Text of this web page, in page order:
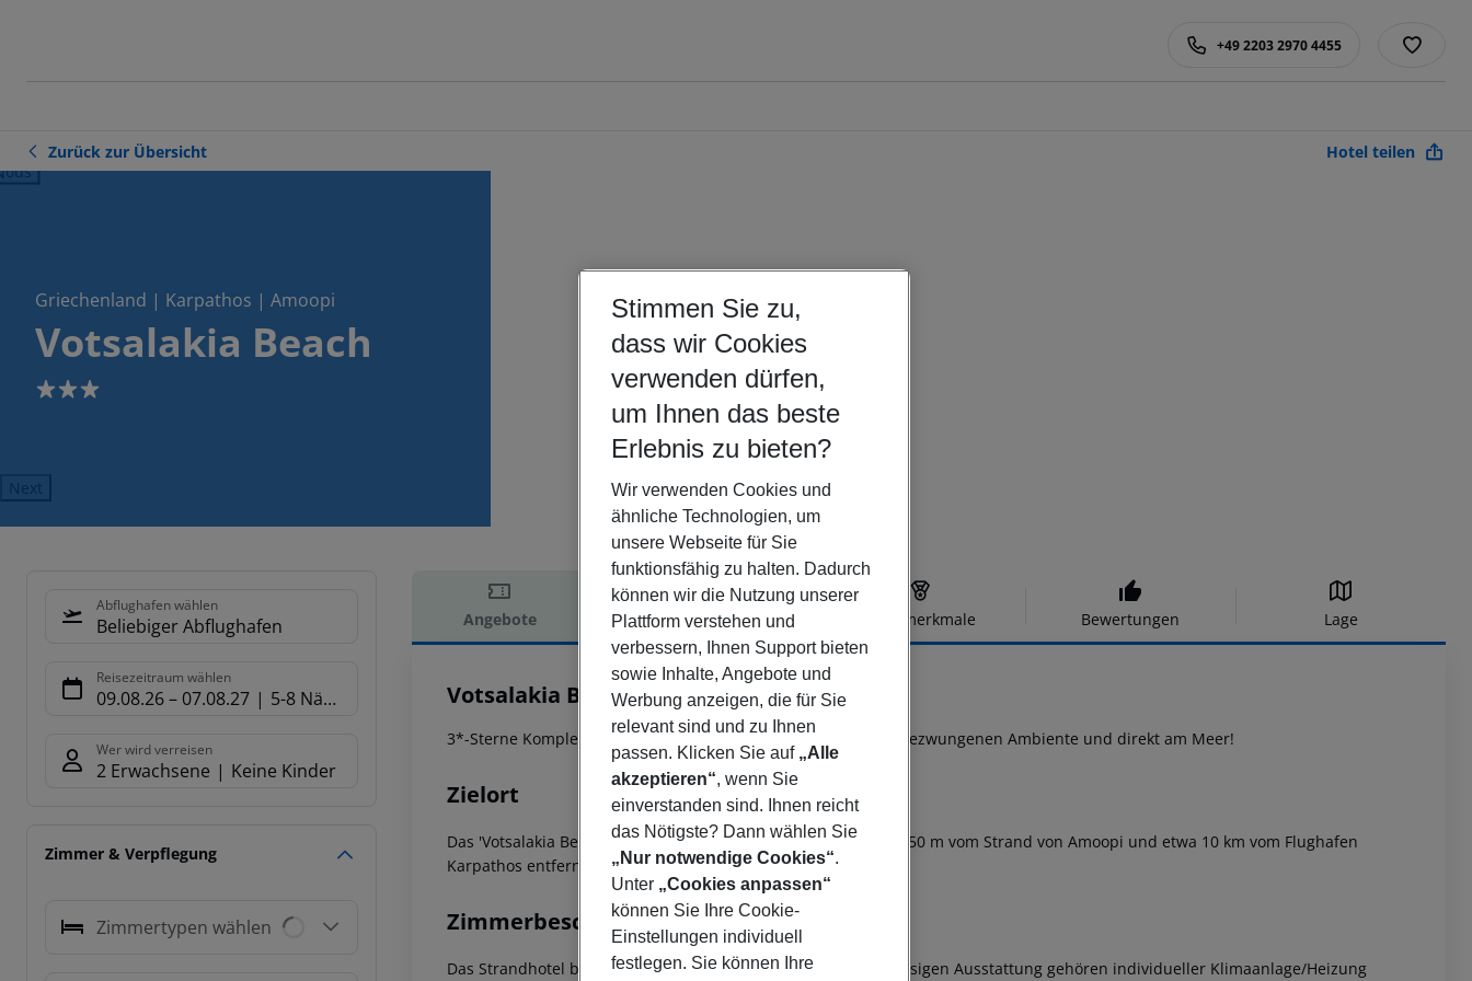
+49 2203 2970 4455
Zurück zur Übersicht Hotel teilen
Griechenland | Karpathos | Amoopi
Votsalakia Beach
3
Next
Abflughafen wählen
Beliebiger Abflughafen
Reisezeitraum wählen
09.08.26– 07.08.27 5-8 Nächte
Wer wird verreisen
2 Erwachsene Keine Kinder
Zimmer & Verpflegung
Zimmertypen wählen
Angebote Hotelbeschreibung Hotelmerkmale Bewertungen Lage
Hotelbeschreibung
Votsalakia Beach
3*-Sterne Komplex in typischer Inselarchitektur mit einem ungezwungenen Ambiente und direkt am Meer!
Zielort
Das 'Votsalakia Beach Hotel' ist ein kleines Hotel am Meer, nur 50 m vom Strand von Amoopi und etwa 10 km vom Flughafen
Karpathos entfernt.
Zimmerbeschreibung
Das Strandhotel bietet insgesamt 24 Zimmer, zur standardmässigen Ausstattung gehören individueller Klimaanlage/Heizung
Stimmen Sie zu,
dass wir Cookies
verwenden dürfen,
um Ihnen das beste
Erlebnis zu bieten?
Wir verwenden Cookies und
ähnliche Technologien, um
unsere Webseite für Sie
funktionsfähig zu halten. Dadurch
können wir die Nutzung unserer
Plattform verstehen und
verbessern, Ihnen Support bieten
sowie Inhalte, Angebote und
Werbung anzeigen, die für Sie
relevant sind und zu Ihnen
passen. Klicken Sie auf „Alle
akzeptieren“, wenn Sie
einverstanden sind. Ihnen reicht
das Nötigste? Dann wählen Sie
„Nur notwendige Cookies“.
Unter „Cookies anpassen“
können Sie Ihre Cookie-
Einstellungen individuell
festlegen. Sie können Ihre